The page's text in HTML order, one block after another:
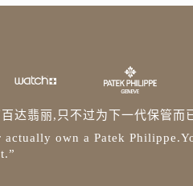
市和平区赤峰道136号天津国际
省亳州市谯城区魏武大道百达翡
达翡丽,只不过为下一代保管而
actually own a Patek